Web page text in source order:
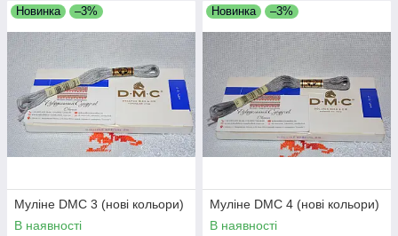
Новинка –3%
Муліне DMC 3 (нові кольори)
В наявності
Новинка –3%
Муліне DMC 4 (нові кольори)
В наявності